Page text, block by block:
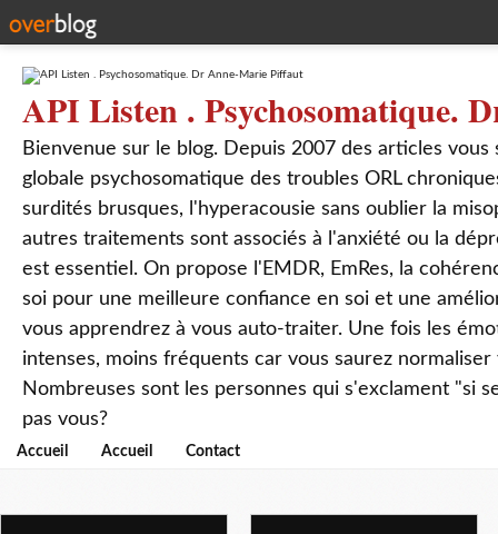
API Listen . Psychosomatique.
Bienvenue sur le blog. Depuis 2007 des articles
globale psychosomatique des troubles ORL
surdités brusques, l'hyperacousie sans oublier la
autres traitements sont associés à l'anxiété ou la
est essentiel. On propose l'EMDR, EmRes, la
soi pour une meilleure confiance en soi et une
vous apprendrez à vous auto-traiter. Une fois les
intenses, moins fréquents car vous saurez
Nombreuses sont les personnes qui s'exclament "si
pas vous?
Accueil Accueil Contact